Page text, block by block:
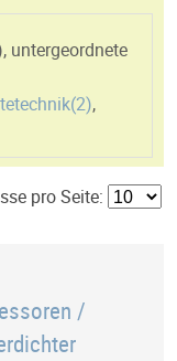
, untergeordnete
2),
pro Seite:
/